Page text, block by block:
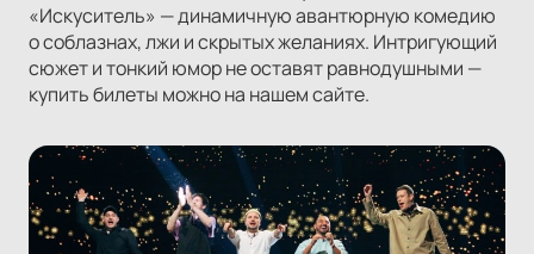
«Искуситель» — динамичную авантюрную комедию
о соблазнах, лжи и скрытых желаниях. Интригующий
сюжет и тонкий юмор не оставят равнодушными —
купить билеты можно на нашем сайте.